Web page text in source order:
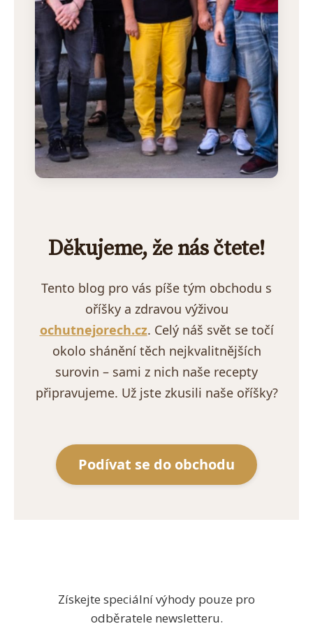
Děkujeme, že nás čtete!
Tento blog pro vás píše tým obchodu s
oříšky a zdravou výživou
ochutnejorech.cz. Celý náš svět se točí
okolo shánění těch nejkvalitnějších
surovin – sami z nich naše recepty
připravujeme. Už jste zkusili naše oříšky?
Podívat se do obchodu
Získejte speciální výhody pouze pro
odběratele newsletteru.